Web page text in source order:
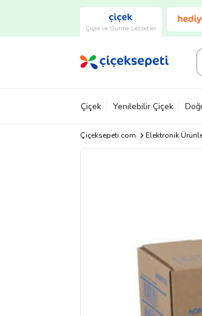
Çiçek ve Gurme Lezzetler
Çiçek Yenilebilir Çiçek
Çiçeksepeti.com Elektronik